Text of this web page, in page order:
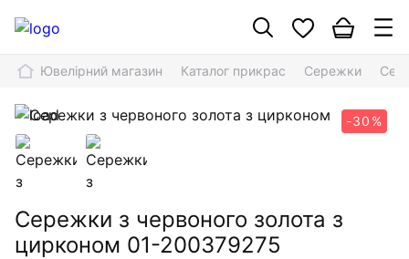
Ювелірний магазин Каталог прикрас Сережки
-30%
Сережки з червоного золота з
цирконом 01-200379275